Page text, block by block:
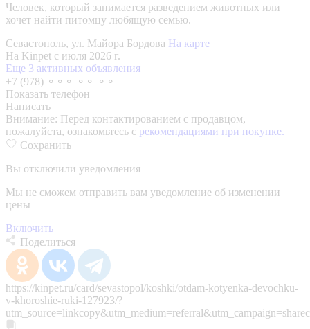
Человек, который занимается разведением животных или
хочет найти питомцу любящую семью.
Севастополь, ул. Майора Бордова На карте
На Kinpet c июля 2026 г.
Еще 3 активных объявления
+7 (978) ⚬⚬⚬ ⚬⚬ ⚬⚬
Показать телефон
Написать
Внимание: Перед контактированием с продавцом,
пожалуйста, ознакомьтесь с рекомендациями при покупке.
Сохранить
Вы отключили уведомления
Мы не сможем отправить вам уведомление об изменении
цены
Включить
Поделиться
https://kinpet.ru/card/sevastopol/koshki/otdam-kotyenka-devochku-
v-khoroshie-ruki-127923/?